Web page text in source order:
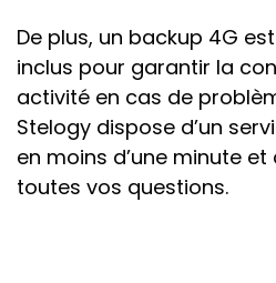
De plus, un backup 4G
inclus pour garantir la
activité en cas de
Stelogy dispose d’un
en moins d’une minute
toutes vos questions.